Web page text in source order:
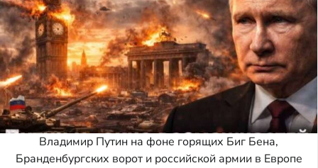
Владимир Путин на фоне горящих Биг Бена,
Бранденбургских ворот и российской армии в Европе